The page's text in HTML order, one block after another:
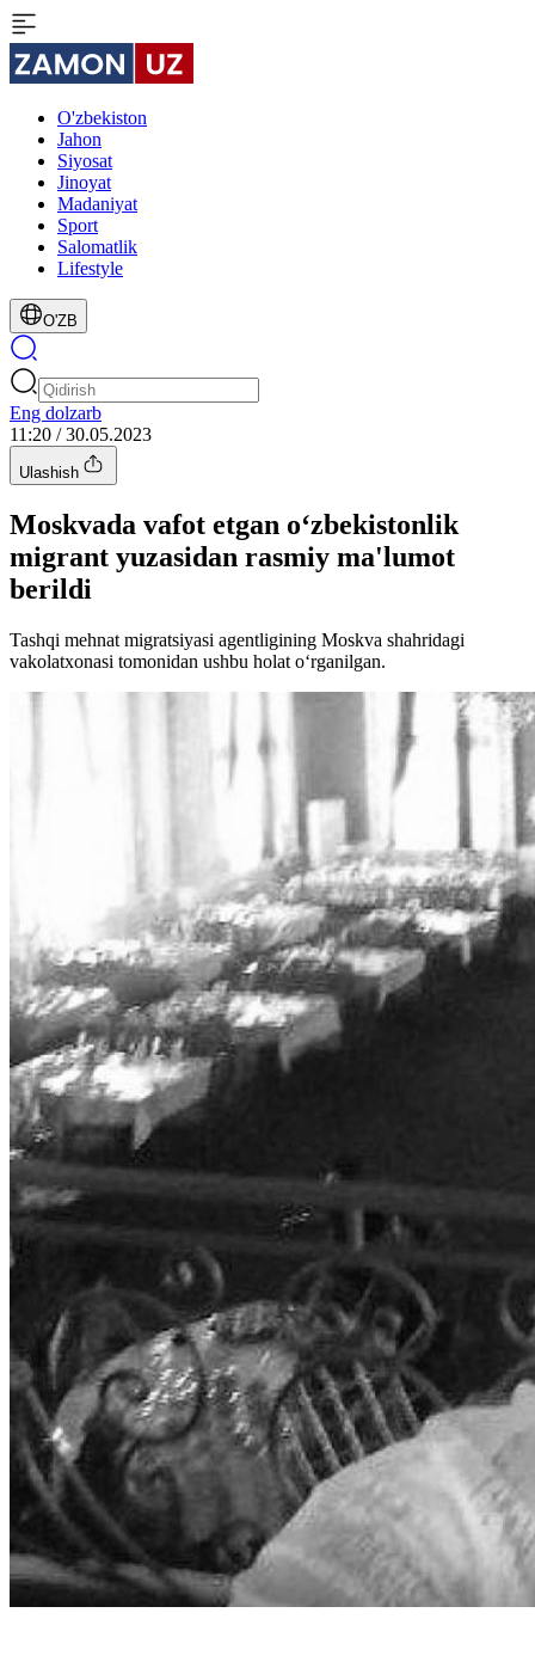
O'zbekiston
Jahon
Siyosat
Jinoyat
Madaniyat
Sport
Salomatlik
Lifestyle
O'ZB
Eng dolzarb
11:20 / 30.05.2023
Ulashish
Moskvada vafot etgan o‘zbekistonlik
migrant yuzasidan rasmiy ma'lumot
berildi
Tashqi mehnat migratsiyasi agentligining Moskva shahridagi
vakolatxonasi tomonidan ushbu holat o‘rganilgan.